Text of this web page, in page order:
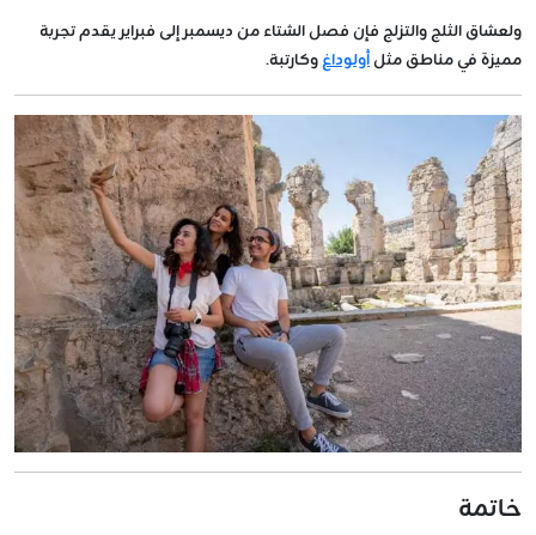
ولعشاق الثلج والتزلج فإن فصل الشتاء من ديسمبر إلى فبراير يقدم تجربة
مميزة في مناطق مثلأولوداغوكارتبة.
خاتمة